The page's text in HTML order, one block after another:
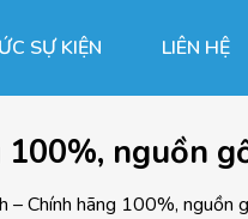
SỰ KIỆN LIÊN HỆ
nguồn
– Chính hãng 100%, nguồn